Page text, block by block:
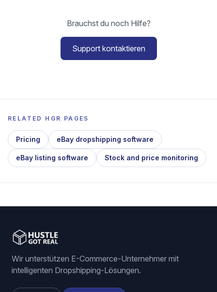
Brauchst du noch Hilfe?
Support kontaktieren
RELATED HGR PAGES
Pricing eBay dropshipping software
eBay listing software Stock and price monitoring
Wir unterstützen E-Commerce-Unternehmer mit
intelligenten Dropshipping-Lösungen.